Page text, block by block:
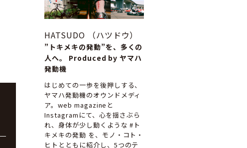
HATSUDO （ハツドウ）
”トキメキの発動”を、多くの
人へ。 Produced by ヤマハ
発動機
はじめての一歩を後押しする、
ヤマハ発動機のオウンドメディ
ア。web magazineと
Instagramにて、心を揺さぶら
れ、身体が少し動くような #ト
キメキの発動 を、モノ・コト・
ヒトとともに紹介し、5つのテ